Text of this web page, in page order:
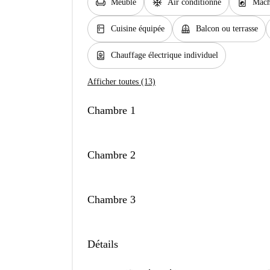
Meublé Air conditionné
kitchen Cuisine équipée balcony Balcon ou terrasse
water_heater Chauffage électrique individuel
Afficher toutes (13)
Chambre 1
Chambre 2
Chambre 3
Détails